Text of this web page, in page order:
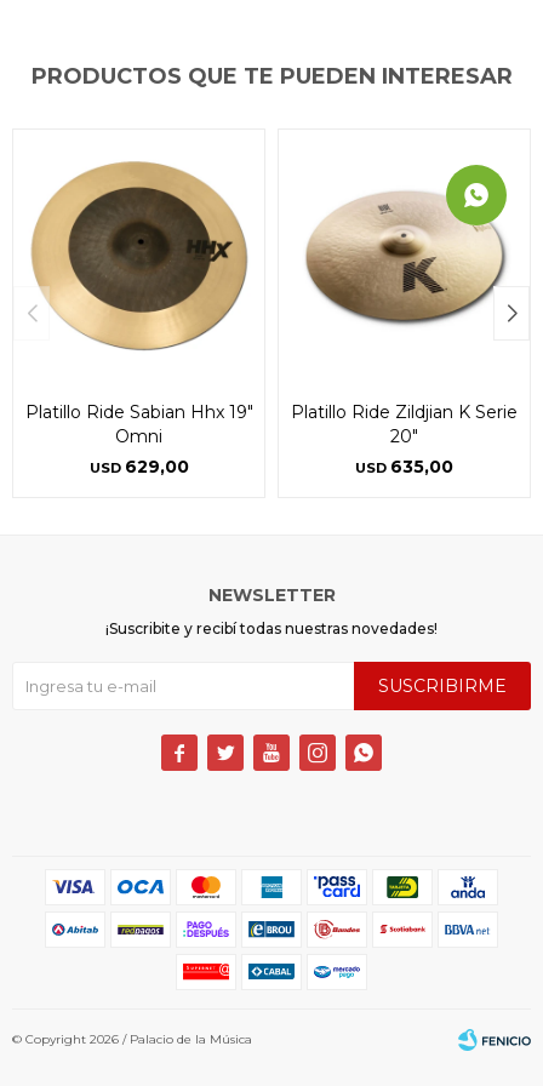
PRODUCTOS QUE TE PUEDEN INTERESAR
Platillo Ride Sabian Hhx 19"
Omni
USD 629,00
Platillo Ride Zildjian K Serie
20"
USD 635,00
NEWSLETTER
¡Suscribite y recibí todas nuestras novedades!
SUSCRIBIRME
    
© Copyright 2026 / Palacio de la Música